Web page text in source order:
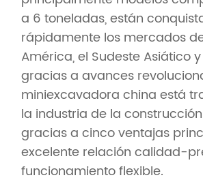
a 6 toneladas, están
rápidamente los mercados
América, el Sudeste Asiático
gracias a avances
miniexcavadora china está
la industria de la
gracias a cinco ventajas
excelente relación calidad-
funcionamiento flexible.